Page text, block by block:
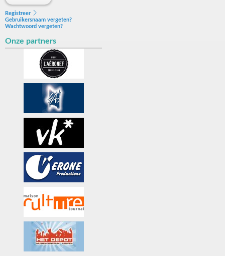
Registreer
Gebruikersnaam vergeten?
Wachtwoord vergeten?
Onze partners